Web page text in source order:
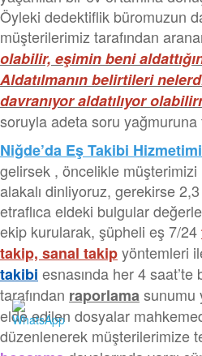
Öyleki dedektiflik büromuzun
müşterilerimiz tarafından
olabilir, eşimin beni
Aldatılmanın belirtileri
davranıyor aldatılıyor
soruyla adeta soru yağmuruna
Niğde’da Eş Takibi
gelirsek , öncelikle
alakalı dinliyoruz, gerekirse
etraflıca eldeki bulgular
ekip kurularak, şüpheli eş 7/24
takip, sanal takipyöntemleri
takibi esnasında her 4
tarafından raporlamasunumu
elde edilen dosyalar
düzenlenerek müşterilerimize